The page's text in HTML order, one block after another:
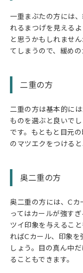
一重まぶたの方には
れるまつげを見える
と思うかもしれませ
てしまうので、緩め
二重の方
二重の方は基本的に
ものを選ぶと良いで
です。もともと目元
のマツエクをつけると
奥二重の方
奥二重の方には、Cカ
ってはカールが強す
ツイ印象を与えるこ
ればCカール、印象を
しょう。目の真ん中
ることもできます。